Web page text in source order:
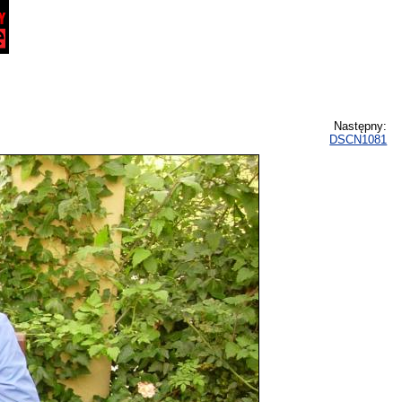
Następny:
DSCN1081